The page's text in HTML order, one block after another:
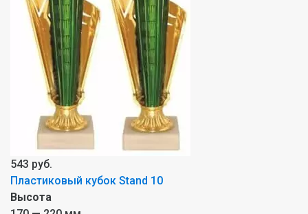
543 руб.
Пластиковый кубок Stand 10
Высота